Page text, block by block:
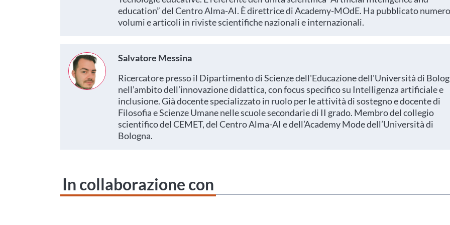
education” del Centro Alma-AI. È direttrice di Academy-MOdE. Ha pubblicato
volumi e articoli in riviste scientifiche nazionali e internazionali.
Salvatore Messina
Ricercatore presso il Dipartimento di Scienze dell'Educazione dell'Università di
nell’ambito dell’innovazione didattica, con focus specifico su Intelligenza artificiale e
inclusione. Già docente specializzato in ruolo per le attività di sostegno e docente di
Filosofia e Scienze Umane nelle scuole secondarie di II grado. Membro del collegio
scientifico del CEMET, del Centro Alma-AI e dell’Academy Mode dell’Università di
Bologna.
In collaborazione con